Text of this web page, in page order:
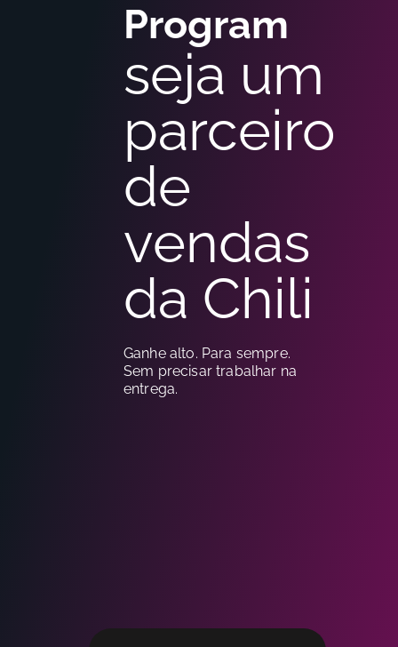
Program
seja um
parceiro
de
vendas
da Chili
Ganhe alto. Para sempre.
Sem precisar trabalhar na
entrega.